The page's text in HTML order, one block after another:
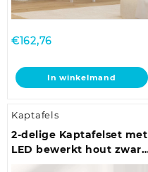
€162,76
In winkelmand
Kaptafels
2-delige Kaptafelset met
LED bewerkt hout zwart
eikenkleurig